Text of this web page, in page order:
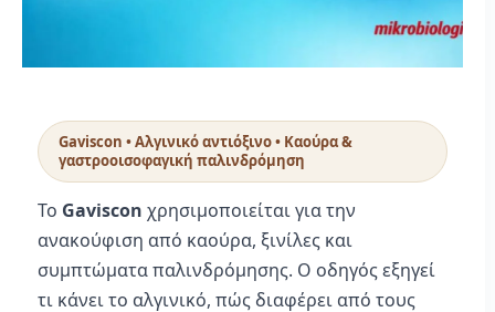
Gaviscon • Αλγινικό αντιόξινο • Καούρα &
γαστροοισοφαγική παλινδρόμηση
Το Gaviscon χρησιμοποιείται για την
ανακούφιση από καούρα, ξινίλες και
συμπτώματα παλινδρόμησης. Ο οδηγός εξηγεί
τι κάνει το αλγινικό, πώς διαφέρει από τους